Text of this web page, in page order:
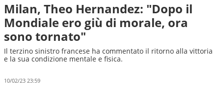
Milan, Theo Hernandez: "Dopo il
Mondiale ero giù di morale, ora
sono tornato"
Il terzino sinistro francese ha commentato il ritorno alla vittoria
e la sua condizione mentale e fisica.
10/02/23 23:59